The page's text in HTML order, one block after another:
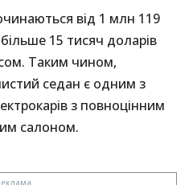
від 1 млн 119
15 тисяч доларів
Таким чином,
седан є одним з
з повноцінним
салоном.